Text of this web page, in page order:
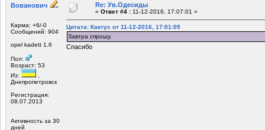
Вованович
Карма: +6/-0
Сообщений: 904
opel kadett 1.6
Пол:
Возраст: 53
Из:
Днепропетровск
Регистрация:
08.07.2013
Активность за 30
дней
Re: Ув.Одесиды
« Ответ #4 : 11-12-2016, 17:07:01 »
Цитата: Кактус от 11-12-2016, 17:01:09
Завтра спрошу.
Спасибо